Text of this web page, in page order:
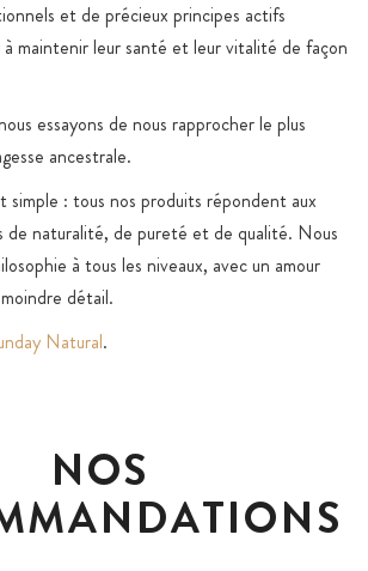
et de précieux principes actifs
maintenir leur santé et leur vitalité de façon
essayons de nous rapprocher le plus
ancestrale.
: tous nos produits répondent aux
de naturalité, de pureté et de qualité. Nous
à tous les niveaux, avec un amour
détail.
Natural.
NOS